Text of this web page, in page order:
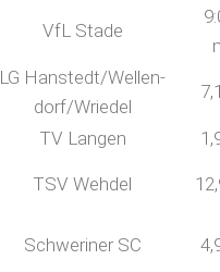
VfL Stade
LG Hanstedt/Wellen-
dorf/Wriedel
TV Langen
TSV Wehdel
Schweriner SC